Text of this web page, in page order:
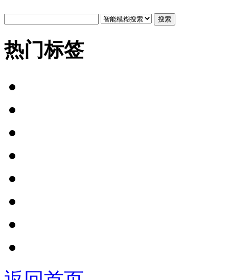
搜索
热门标签